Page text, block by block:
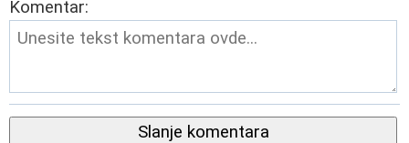
Komentar:
Slanje komentara